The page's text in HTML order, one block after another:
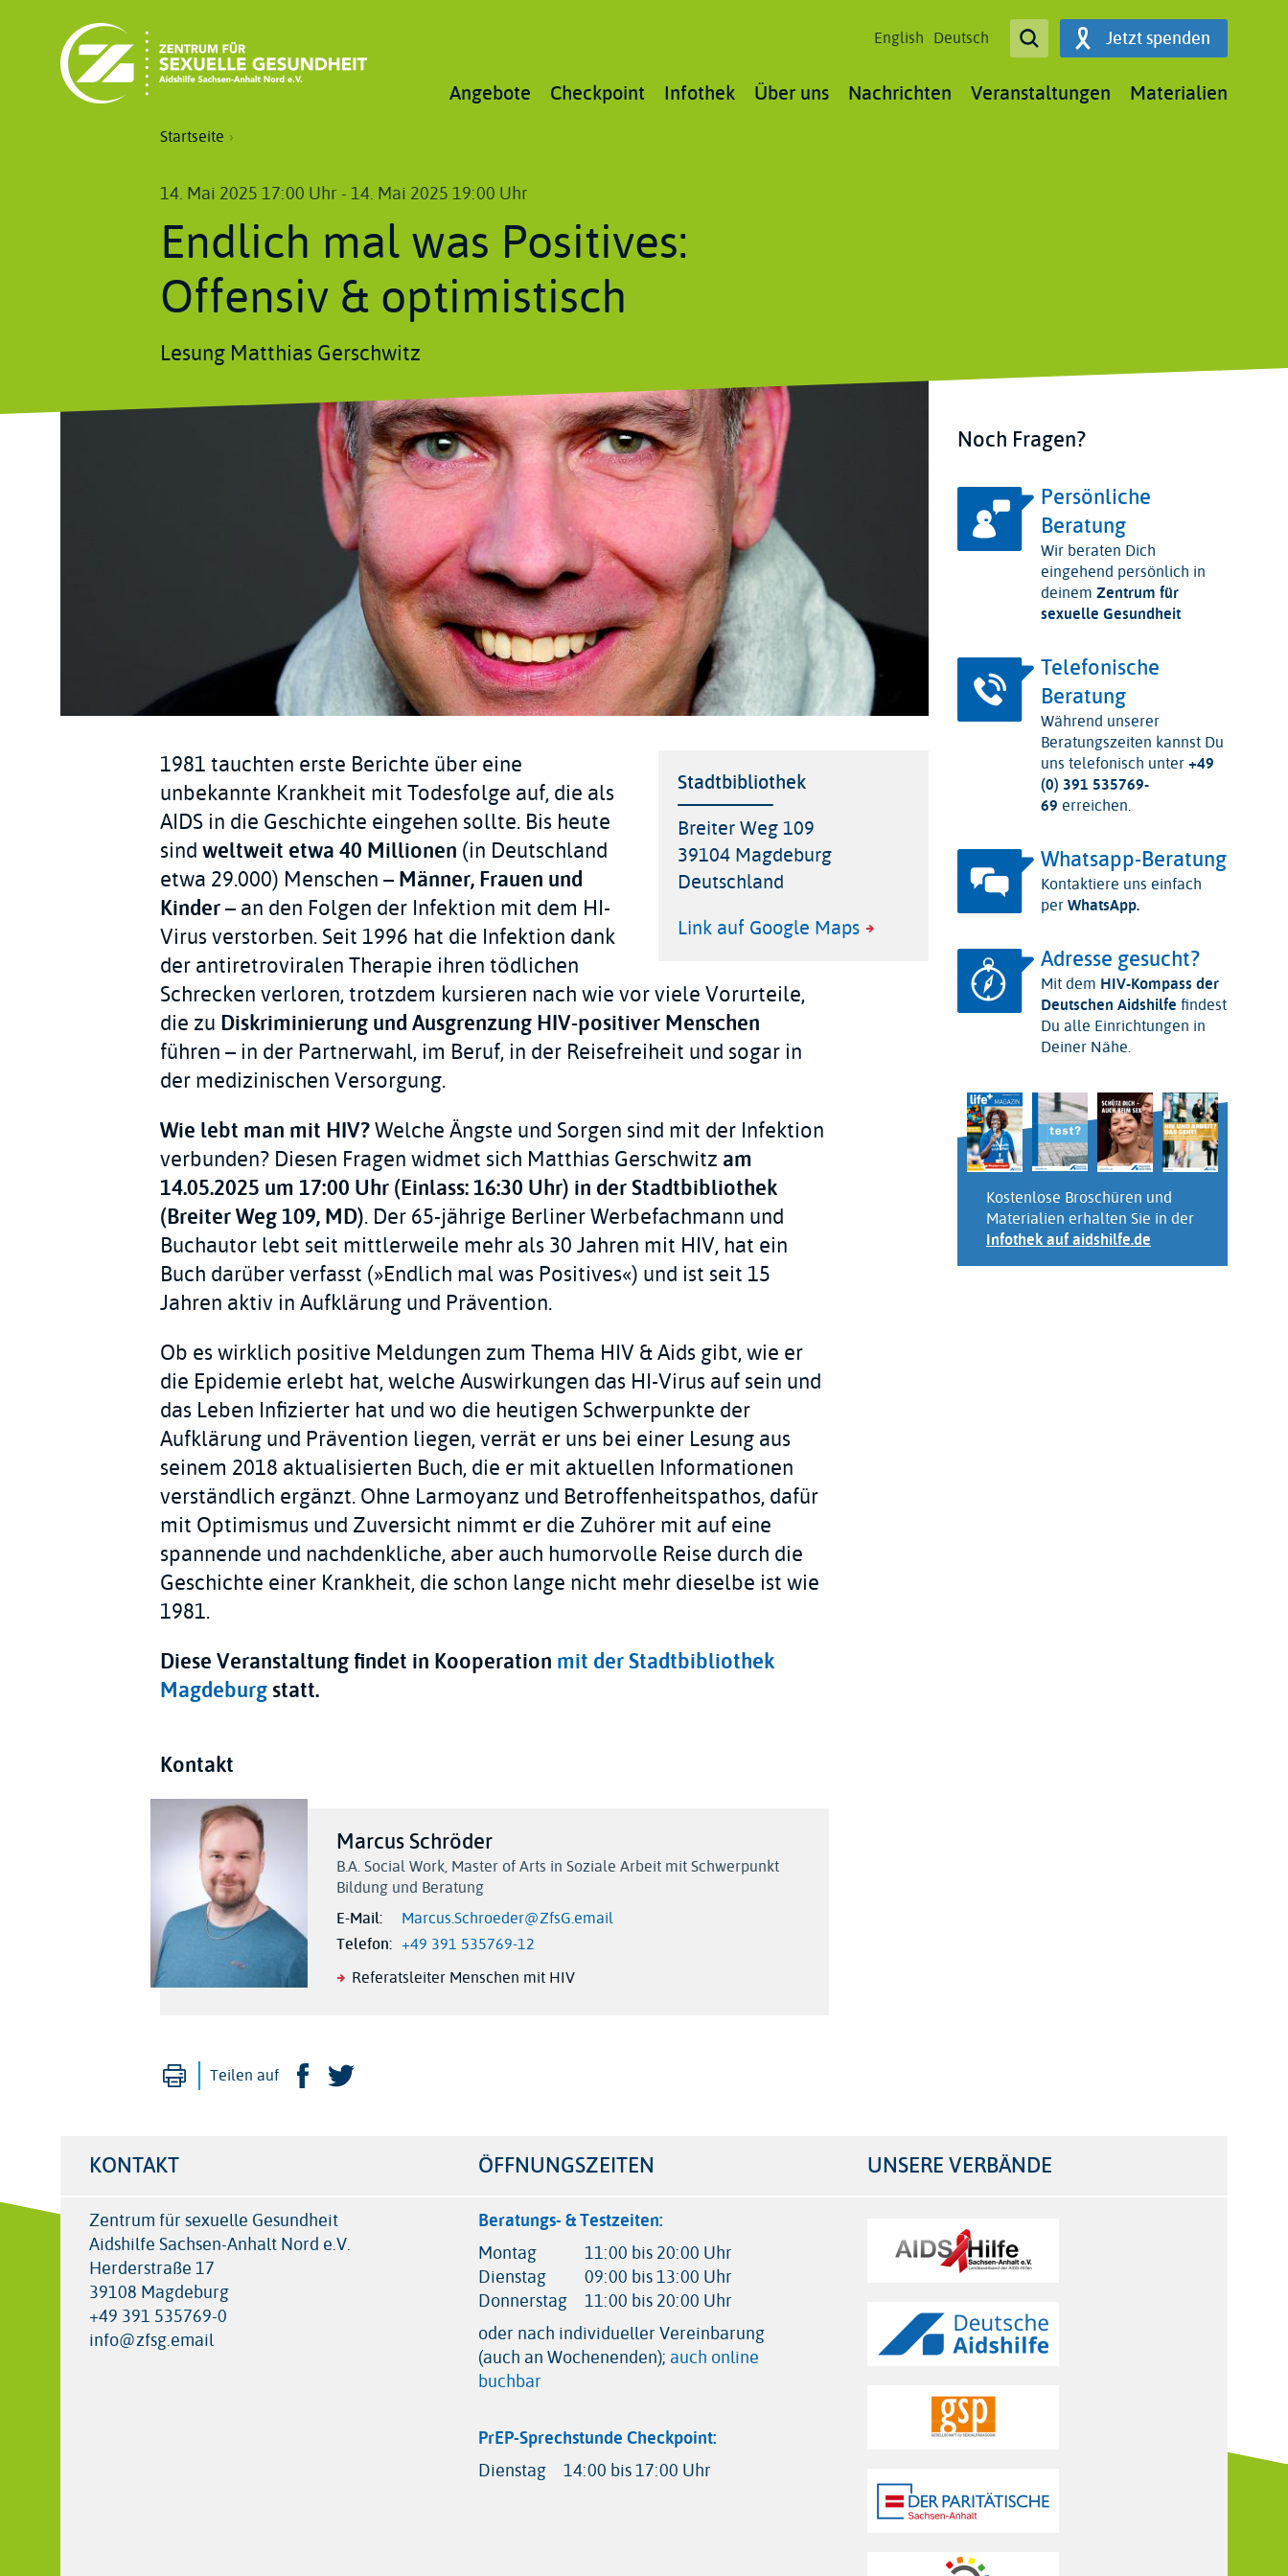
Main
Angebote Checkpoint Infothek Über uns Nachrichten Veranstaltungen Materialien
English Deutsch Open SearchJetzt spenden
Pfadnavigation
Startseite
14. Mai 2025 17:00 Uhr -14. Mai 2025 19:00 Uhr
Endlich mal was Positives:
Offensiv & optimistisch
Lesung Matthias Gerschwitz
Veranstaltungsort
Stadtbibliothek
Adresse
Breiter Weg 109
39104 Magdeburg
Deutschland
Link
Veranstaltungsort
Link auf Google Maps
1981 tauchten erste Berichte über eine
unbekannte Krankheit mit Todesfolge auf, die als
AIDS in die Geschichte eingehen sollte. Bis heute
sindweltweit etwa 40 Millionen (in Deutschland
etwa 29.000) Menschen –Männer, Frauen und
Kinder– an den Folgen der Infektion mit dem HI-
Virus verstorben. Seit 1996 hat die Infektion dank
der antiretroviralen Therapie ihren tödlichen
Schrecken verloren, trotzdem kursieren nach wie vor viele Vorurteile,
die zu Diskriminierung und Ausgrenzung HIV-positiver Menschen
führen – in der Partnerwahl, im Beruf, in der Reisefreiheit und sogar in
der medizinischen Versorgung.
Wie lebt man mit HIV?Welche Ängste und Sorgen sind mit der Infektion
verbunden? Diesen Fragen widmet sich Matthias Gerschwitz am
14.05.2025 um 17:00 Uhr (Einlass: 16:30 Uhr) in der Stadtbibliothek
(Breiter Weg 109, MD). Der 65-jährige Berliner Werbefachmann und
Buchautor lebt seit mittlerweile mehr als 30 Jahren mit HIV, hat ein
Buch darüber verfasst (»Endlich mal was Positives«) und ist seit 15
Jahren aktiv in Aufklärung und Prävention.
Ob es wirklich positive Meldungen zum Thema HIV & Aids gibt, wie er
die Epidemie erlebt hat, welche Auswirkungen das HI-Virus auf sein und
das Leben Infizierter hat und wo die heutigen Schwerpunkte der
Aufklärung und Prävention liegen, verrät er uns bei einer Lesung aus
seinem 2018 aktualisierten Buch, die er mit aktuellen Informationen
verständlich ergänzt. Ohne Larmoyanz und Betroffenheitspathos, dafür
mit Optimismus und Zuversicht nimmt er die Zuhörer mit auf eine
spannende und nachdenkliche, aber auch humorvolle Reise durch die
Geschichte einer Krankheit, die schon lange nicht mehr dieselbe ist wie
1981.
Diese Veranstaltung findet in Kooperation mit der Stadtbibliothek
Magdeburgstatt.
Kontakt
Marcus Schröder
B.A. Social Work Master of Arts in Soziale Arbeit mit Schwerpunkt
Bildung und Beratung
E-Mail Marcus.Schroeder@ZfsG.email
Telefon +49 391 535769-12
Referatsleiter Menschen mit HIV
Drucken
Teilen auf Facebook
Noch Fragen?
Persönliche
Beratung
Wir beraten Dich
eingehend persönlich in
deinem Zentrum für
sexuelle Gesundheit
Telefonische
Beratung
Während unserer
Beratungszeiten kannst Du
uns telefonisch unter+49
(0) 391 535769-
69 erreichen.
Whatsapp-Beratung
Kontaktiere uns einfach
perWhatsApp.
Adresse gesucht?
Mit dem HIV-Kompass der
Deutschen Aidshilfe findest
Du alle Einrichtungen in
Deiner Nähe.
Kostenlose Broschüren und
Materialien erhalten Sie in der
Infothek auf aidshilfe.de
KONTAKT
Zentrum für sexuelle Gesundheit
Aidshilfe Sachsen-Anhalt Nord e.V.
Herderstraße 17
39108 Magdeburg
+49 391 535769-0
info@zfsg.email
ÖFFNUNGSZEITEN
Beratungs- & Testzeiten:
Montag
11:00 bis 20:00 Uhr
Dienstag
09:00 bis 13:00 Uhr
Donnerstag
11:00 bis 20:00 Uhr
oder nach individueller Vereinbarung
(auch an Wochenenden); auch online
buchbar
PrEP-Sprechstunde Checkpoint:
Dienstag
14:00 bis 17:00 Uhr
UNSERE VERBÄNDE